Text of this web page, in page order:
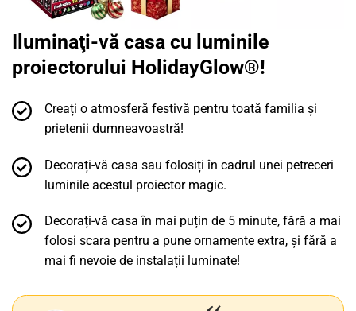
Iluminaţi-vă casa cu luminile
proiectorului HolidayGlow®!
Creați o atmosferă festivă pentru toată familia și
prietenii dumneavoastră!
Decorați-vă casa sau folosiți în cadrul unei petreceri
luminile acestul proiector magic.
Decorați-vă casa în mai puțin de 5 minute, fără a mai
folosi scara pentru a pune ornamente extra, și fără a
mai fi nevoie de instalații luminate!